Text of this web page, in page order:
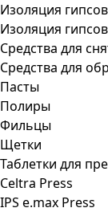
Изоляция
Изоляция
Средства для
Средства для
Пасты
Полиры
Фильцы
Щетки
Таблетки для
Celtra Press
IPS e.max Press